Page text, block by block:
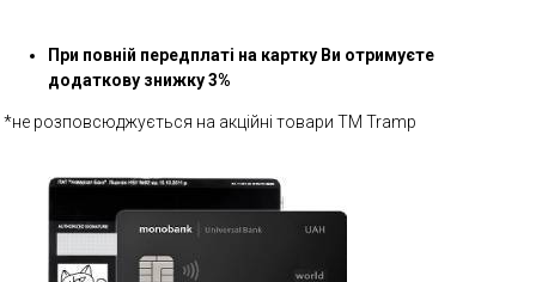
При повній передплаті на картку Ви отримуєте
додаткову знижку 3%
*не розповсюджується на акційні товари ТМ Tramp